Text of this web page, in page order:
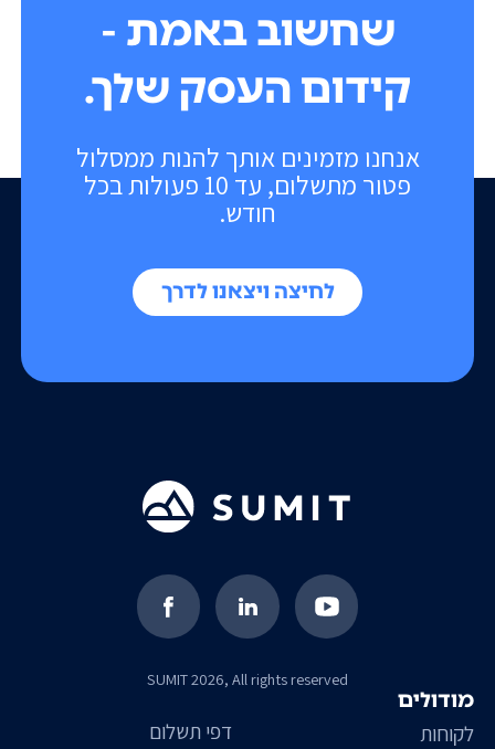
אנחנו מזמינים אותך להנות ממסלול
פטור מתשלום, עד 10 פעולות בכל
חודש.
לחיצה ויצאנו לדרך
שחשוב באמת -
קידום העסק שלך.
SUMIT 2026, All rights reserved
דפי תשלום
מודולים
לקוחות